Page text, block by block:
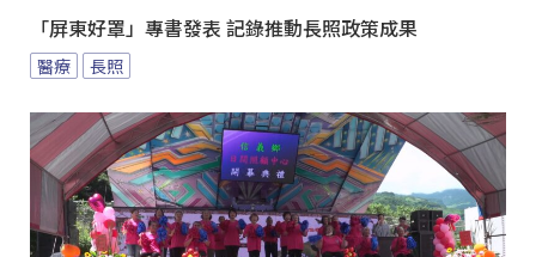
「屏東好罩」專書發表 記錄推動長照政策成果
醫療 長照